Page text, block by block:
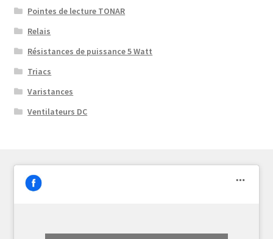
Pointes de lecture TONAR
Relais
Résistances de puissance 5 Watt
Triacs
Varistances
Ventilateurs DC